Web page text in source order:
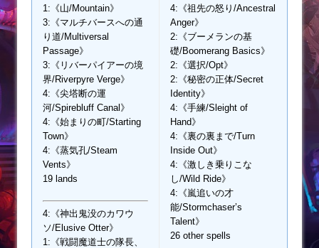
1:《山/Mountain》
3:《マルチバースへの通
り道/Multiversal
Passage》
3:《リバーパイアーの境
界/Riverpyre Verge》
4:《尖塔断の運
河/Spirebluff Canal》
4:《始まりの町/Starting
Town》
4:《蒸気孔/Steam
Vents》
19 lands
4:《神出鬼没のカワウ
ソ/Elusive Otter》
1:《戦闘魔道士の隊長、
4:《祖先の怒り/Ancestral
Anger》
2:《ブーメランの基
礎/Boomerang Basics》
2:《選択/Opt》
2:《秘密の正体/Secret
Identity》
4:《手練/Sleight of
Hand》
4:《裏の裏まで/Turn
Inside Out》
4:《激しき乗りこな
し/Wild Ride》
4:《嵐追いの才
能/Stormchaser’s
Talent》
26 other spells